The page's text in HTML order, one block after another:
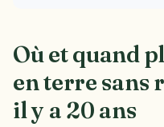
Où et quand
en terre sans
il y a 20 ans